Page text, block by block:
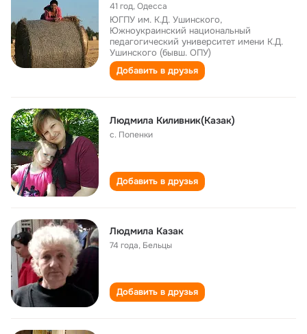
41 год,Одесса
ЮГПУ им. К.Д. Ушинского,
Южноукраинский национальный
педагогический университет имени К.Д.
Ушинского (бывш. ОПУ)
Добавить в друзья
Людмила Киливник(Казак)
с. Попенки
Добавить в друзья
Людмила Казак
74 года, Бельцы
Добавить в друзья